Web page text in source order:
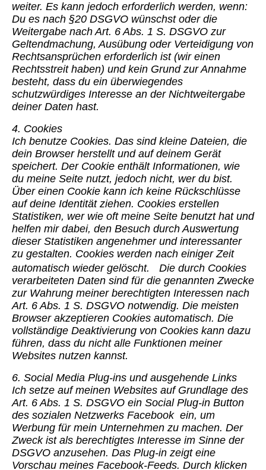
weiter. Es kann jedoch erforderlich werden, wenn:
Du es nach §20 DSGVO wünschst oder die
Weitergabe nach Art. 6 Abs. 1 S. DSGVO zur
Geltendmachung, Ausübung oder Verteidigung von
Rechtsansprüchen erforderlich ist (wir einen
Rechtsstreit haben) und kein Grund zur Annahme
besteht, dass du ein überwiegendes
schutzwürdiges Interesse an der Nichtweitergabe
deiner Daten hast.
4. Cookies
Ich benutze Cookies. Das sind kleine Dateien, die
dein Browser herstellt und auf deinem Gerät
speichert. Der Cookie enthält Informationen, wie
du meine Seite nutzt, jedoch nicht, wer du bist.
Über einen Cookie kann ich keine Rückschlüsse
auf deine Identität ziehen. Cookies erstellen
Statistiken, wer wie oft meine Seite benutzt hat und
helfen mir dabei, den Besuch durch Auswertung
dieser Statistiken angenehmer und interessanter
zu gestalten. Cookies werden nach einiger Zeit
automatisch wieder gelöscht. Die durch Cookies
verarbeiteten Daten sind für die genannten Zwecke
zur Wahrung meiner berechtigten Interessen nach
Art. 6 Abs. 1 S. DSGVO notwendig. Die meisten
Browser akzeptieren Cookies automatisch. Die
vollständige Deaktivierung von Cookies kann dazu
führen, dass du nicht alle Funktionen meiner
Websites nutzen kannst.
6. Social Media Plug-ins und ausgehende Links
Ich setze auf meinen Websites auf Grundlage des
Art. 6 Abs. 1 S. DSGVO ein Social Plug-in Button
des sozialen Netzwerks Facebook ein, um
Werbung für mein Unternehmen zu machen. Der
Zweck ist als berechtigtes Interesse im Sinne der
DSGVO anzusehen. Das Plug-in zeigt eine
Vorschau meines Facebook-Feeds. Durch klicken